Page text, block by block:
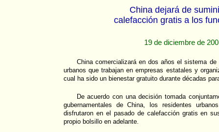
China dejará de
calefacción gratis a los
19 de diciembre de
China comercializará en dos años el sistema
urbanos que trabajan en empresas estatales y
cual ha sido un bienestar gratuito durante décadas
De acuerdo con una decisión tomada
gubernamentales de China, los residentes
disfrutaron en el pasado de calefacción gratis en
propio bolsillo en adelante.